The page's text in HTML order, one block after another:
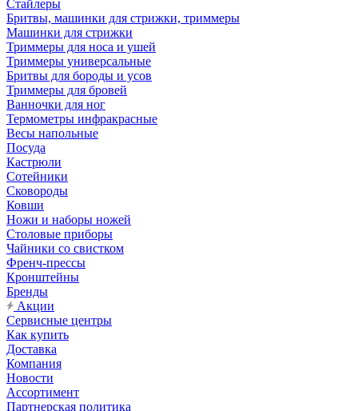
Стайлеры
Бритвы, машинки для стрижки, триммеры
Машинки для стрижки
Триммеры для носа и ушей
Триммеры универсальные
Бритвы для бороды и усов
Триммеры для бровей
Ванночки для ног
Термометры инфракрасные
Весы напольные
Посуда
Кастрюли
Сотейники
Сковороды
Ковши
Ножи и наборы ножей
Столовые приборы
Чайники со свистком
Френч-прессы
Кронштейны
Бренды
Акции
Сервисные центры
Как купить
Доставка
Компания
Новости
Ассортимент
Партнерская политика